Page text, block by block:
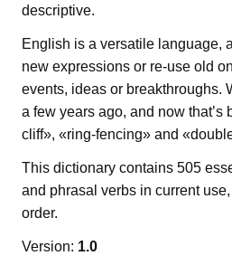
descriptive.
English is a versatile language,
new expressions or re-use old
events, ideas or breakthroughs.
a few years ago, and now that’s
cliff», «ring-fencing» and
This dictionary contains 505
and phrasal verbs in current
order.
Version: 1.0